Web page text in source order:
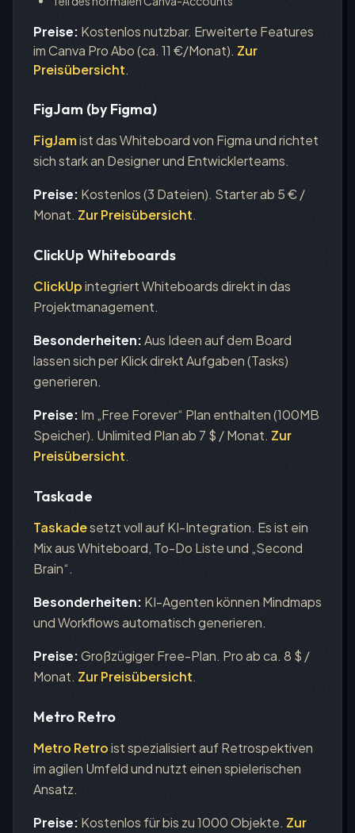
Preise: Kostenlos nutzbar. Erweiterte Features
im Canva Pro Abo (ca. 11 €/Monat). Zur
Preisübersicht.
FigJam (by Figma)
FigJamist das Whiteboard von Figma und richtet
sich stark an Designer und Entwicklerteams.
Preise: Kostenlos (3 Dateien). Starter ab 5 € /
Monat. Zur Preisübersicht.
ClickUp Whiteboards
ClickUpintegriert Whiteboards direkt in das
Projektmanagement.
Besonderheiten:Aus Ideen auf dem Board
lassen sich per Klick direkt Aufgaben (Tasks)
generieren.
Preise: Im „Free Forever“ Plan enthalten (100MB
Speicher). Unlimited Plan ab 7 $ / Monat. Zur
Preisübersicht.
Taskade
Taskadesetzt voll auf KI-Integration. Es ist ein
Mix aus Whiteboard, To-Do Liste und „Second
Brain“.
Besonderheiten: KI-Agenten können Mindmaps
und Workflows automatisch generieren.
Preise:Großzügiger Free-Plan. Pro ab ca. 8 $ /
Monat. Zur Preisübersicht.
Metro Retro
Metro Retroist spezialisiert auf Retrospektiven
im agilen Umfeld und nutzt einen spielerischen
Ansatz.
Preise: Kostenlos für bis zu 1000 Objekte. Zur